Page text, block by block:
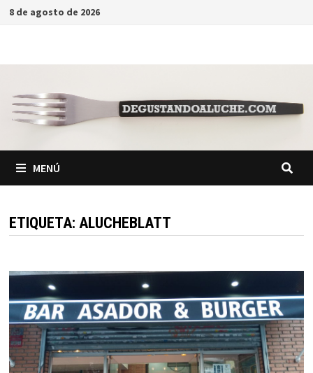
Saltar
8 de agosto de 2026
MENÚ
ETIQUETA: ALUCHEBLATT